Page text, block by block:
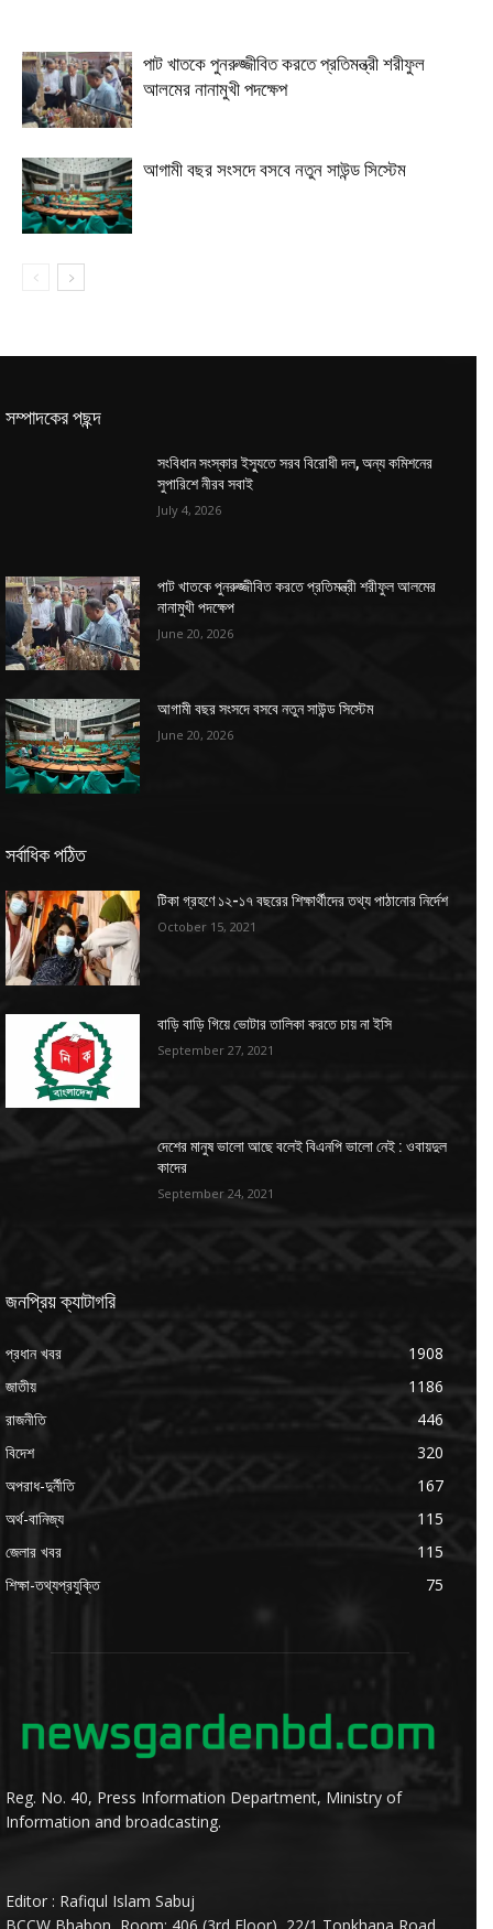
পাট খাতকে পুনরুজ্জীবিত করতে প্রতিমন্ত্রী শরীফুল
আলমের নানামুখী পদক্ষেপ
আগামী বছর সংসদে বসবে নতুন সাউন্ড সিস্টেম
সম্পাদকের পছন্দ
সংবিধান সংস্কার ইস্যুতে সরব বিরোধী দল, অন্য কমিশনের
সুপারিশে নীরব সবাই
July 4, 2026
পাট খাতকে পুনরুজ্জীবিত করতে প্রতিমন্ত্রী শরীফুল আলমের
নানামুখী পদক্ষেপ
June 20, 2026
আগামী বছর সংসদে বসবে নতুন সাউন্ড সিস্টেম
June 20, 2026
সর্বাধিক পঠিত
টিকা গ্রহণে ১২-১৭ বছরের শিক্ষার্থীদের তথ্য পাঠানোর নির্দেশ
October 15, 2021
বাড়ি বাড়ি গিয়ে ভোটার তালিকা করতে চায় না ইসি
September 27, 2021
দেশের মানুষ ভালো আছে বলেই বিএনপি ভালো নেই : ওবায়দুল
কাদের
September 24, 2021
জনপ্রিয় ক্যাটাগরি
প্রধান খবর
1908
জাতীয়
1186
রাজনীতি
446
বিদেশ
320
অপরাধ-দুর্নীতি
167
অর্থ-বানিজ্য
115
জেলার খবর
115
শিক্ষা-তথ্যপ্রযুক্তি
75
Reg. No. 40, Press Information Department, Ministry of
Information and broadcasting.
Editor : Rafiqul Islam Sabuj